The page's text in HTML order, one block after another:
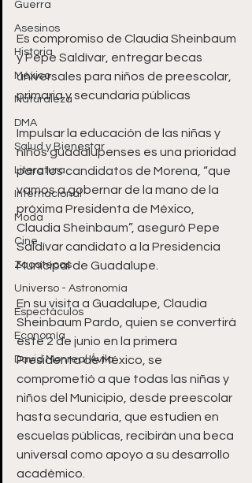
Guerra
Asesinos
Historia
México
Naturaleza
DMA
Salud y Bienestar
Literatura
Internacional
Moda
Cine
Zacatecas
Universo - Astronomía
Espectáculos
Economía
David Monreal Ávila
Es compromiso de Claudia Sheinbaum
y Pepe Saldívar, entregar becas
universales para niños de preescolar,
primaria y secundaria públicas
Impulsar la educación de las niñas y
niños guadalupenses es una prioridad
para los candidatos de Morena, “que
vamos a gobernar de la mano de la
próxima Presidenta de México,
Claudia Sheinbaum”, aseguró Pepe
Saldívar candidato a la Presidencia
Municipal de Guadalupe.
En su visita a Guadalupe, Claudia
Sheinbaum Pardo, quien se convertirá
este 2 de junio en la primera
Presidenta de México, se
comprometió a que todas las niñas y
niños del Municipio, desde preescolar
hasta secundaria, que estudien en
escuelas públicas, recibirán una beca
universal como apoyo a su desarrollo
académico.